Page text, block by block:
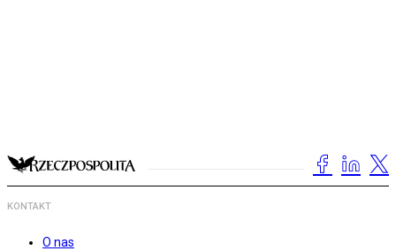
KONTAKT
O nas